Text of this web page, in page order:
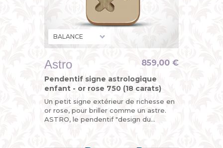
Astro
Pendentif signe astrologique
enfant - or rose 750 (18 carats)
Un petit signe extérieur de richesse en
or rose, pour briller comme un astre.
ASTRO, le pendentif "design du
859,00 €